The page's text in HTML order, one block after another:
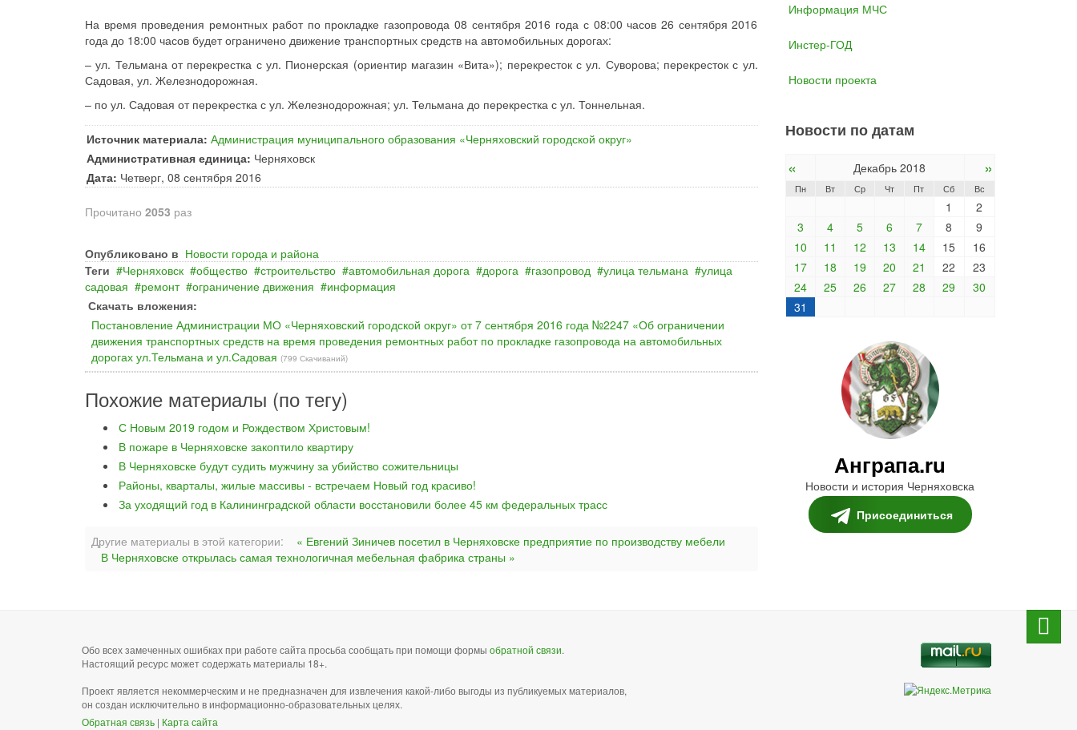
На время проведения ремонтных работ по прокладке газопровода 08 сентября 2016 года с 08:00 часов 26 сентября 2016
года до 18:00 часов будет ограничено движение транспортных средств на автомобильных дорогах:
– ул. Тельмана от перекрестка с ул. Пионерская (ориентир магазин «Вита»); перекресток с ул. Суворова; перекресток с ул.
Садовая, ул. Железнодорожная.
– по ул. Садовая от перекрестка с ул. Железнодорожная; ул. Тельмана до перекрестка с ул. Тоннельная.
Источник материала: Администрация муниципального образования «Черняховский городской округ»
Административная единица: Черняховск
Дата: Четверг, 08 сентября 2016
Прочитано 2053 раз
Опубликовано в Новости города и района
Теги
Черняховск общество строительство автомобильная дорога дорога газопровод улица тельмана
улица
садовая
ремонт ограничение движения
информация
Скачать вложения:
Постановление Администрации МО «Черняховский городской округ» от 7 сентября 2016 года №2247 «Об ограничении
движения транспортных средств на время проведения ремонтных работ по прокладке газопровода на автомобильных
дорогах ул.Тельмана и ул.Садовая (799 Скачиваний)
Похожие материалы (по тегу)
С Новым 2019 годом и Рождеством Христовым!
В пожаре в Черняховске закоптило квартиру
В Черняховске будут судить мужчину за убийство сожительницы
Районы, кварталы, жилые массивы - встречаем Новый год красиво!
За уходящий год в Калининградской области восстановили более 45 км федеральных трасс
Другие материалы в этой категории:
« Евгений Зиничев посетил в Черняховске предприятие по производству мебели
В Черняховске открылась самая технологичная мебельная фабрика страны »
Информация МЧС
Инстер-ГОД
Новости проекта
Новости по датам
« Декабрь 2018 »
Пн Вт Ср Чт Пт Сб Вс
1
2
3
4 5 6 7 8
9
10
11 12 13 14 15
16
17
18 19 20 21 22
23
24
25 26 27 28 29
30
31
Анграпа.ru
Новости и история Черняховска
Присоединиться
Обо всех замеченных ошибках при работе сайта просьба сообщать при помощи формы обратной связи.
Настоящий ресурс может содержать материалы 18+.
Проект является некоммерческим и не предназначен для извлечения какой-либо выгоды из публикуемых материалов,
он создан исключительно в информационно-образовательных целях.
Обратная связь | Карта сайта